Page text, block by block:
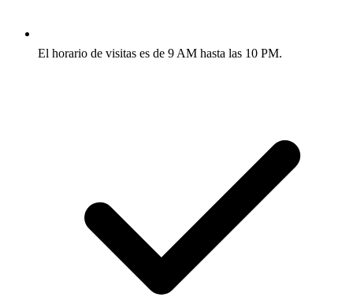
El horario de visitas es de 9 AM hasta las 10 PM.